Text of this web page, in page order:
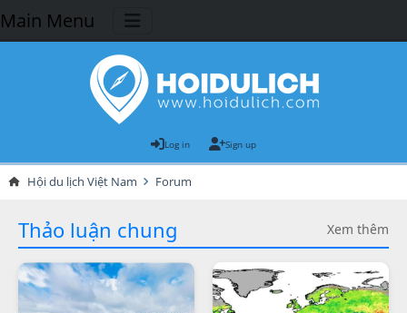
Main Menu
Log in Sign up
Hội du lịch Việt Nam Forum
Thảo luận chung Xem thêm